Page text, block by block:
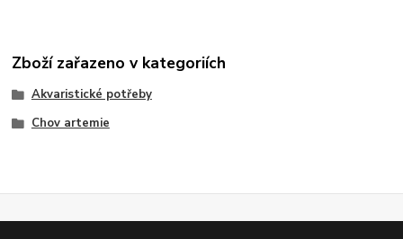
Zboží zařazeno v kategoriích
Akvaristické potřeby
Chov artemie